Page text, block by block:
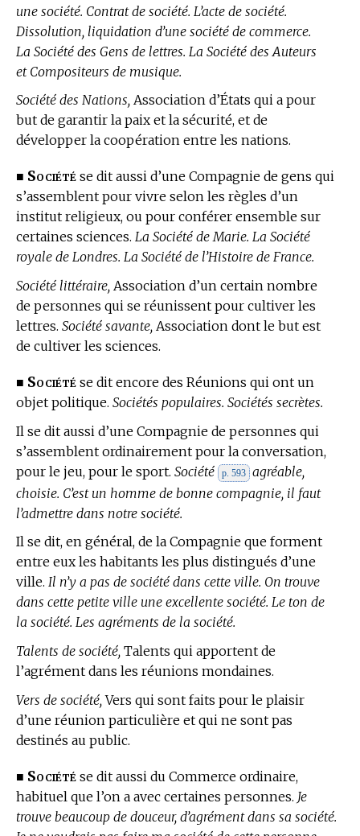
une société. Contrat de société. L’acte de société.
Dissolution, liquidation d’une société de commerce.
La Société des Gens de lettres. La Société des Auteurs
et Compositeurs de musique.
Société des Nations, Association d’États qui a pour
but de garantir la paix et la sécurité, et de
développer la coopération entre les nations.
■ Société se dit aussi d’une Compagnie de gens qui
s’assemblent pour vivre selon les règles d’un
institut religieux, ou pour conférer ensemble sur
certaines sciences. La Société de Marie. La Société
royale de Londres. La Société de l’Histoire de France.
Société littéraire, Association d’un certain nombre
de personnes qui se réunissent pour cultiver les
lettres. Société savante, Association dont le but est
de cultiver les sciences.
■ Société se dit encore des Réunions qui ont un
objet politique. Sociétés populaires. Sociétés secrètes.
Il se dit aussi d’une Compagnie de personnes qui
s’assemblent ordinairement pour la conversation,
pour le jeu, pour le sport. Société p. 593 agréable,
choisie. C’est un homme de bonne compagnie, il faut
l’admettre dans notre société.
Il se dit, en général, de la Compagnie que forment
entre eux les habitants les plus distingués d’une
ville. Il n’y a pas de société dans cette ville. On trouve
dans cette petite ville une excellente société. Le ton de
la société. Les agréments de la société.
Talents de société, Talents qui apportent de
l’agrément dans les réunions mondaines.
Vers de société, Vers qui sont faits pour le plaisir
d’une réunion particulière et qui ne sont pas
destinés au public.
■ Société se dit aussi du Commerce ordinaire,
habituel que l’on a avec certaines personnes. Je
trouve beaucoup de douceur, d’agrément dans sa société.